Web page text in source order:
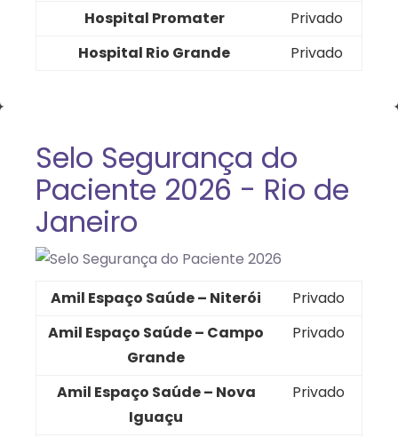
Hospital Promater
Privado
Hospital Rio Grande
Privado
Selo Segurança do
Paciente 2026 - Rio de
Janeiro
Amil Espaço Saúde – Niterói
Privado
Amil Espaço Saúde – Campo
Grande
Privado
Amil Espaço Saúde – Nova
Iguaçu
Privado